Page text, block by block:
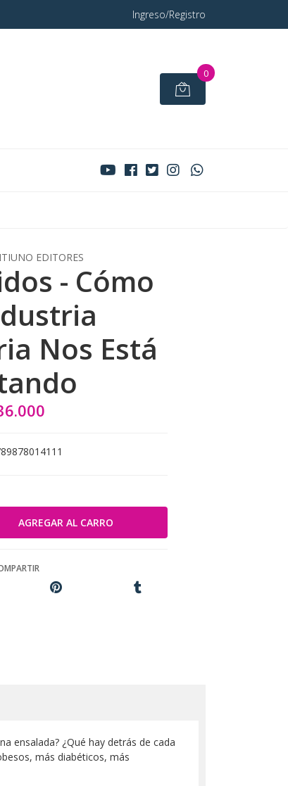
Ingreso/Registro
0
EDITORES
- Cómo
Nos Está
ensalada? ¿Qué hay detrás de cada
más diabéticos, más